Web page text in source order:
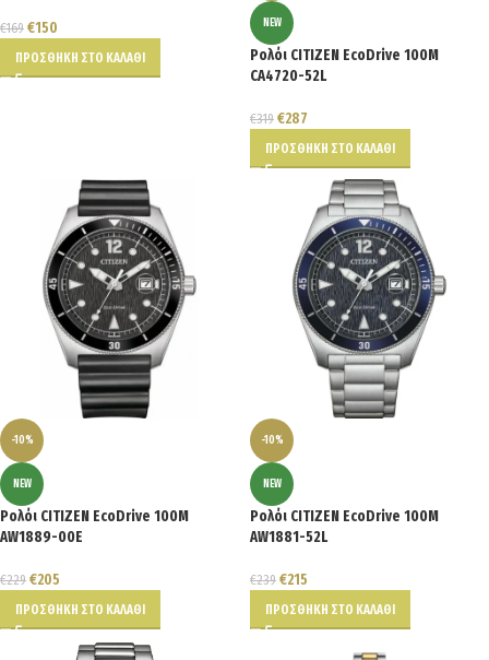
€169 €150
ΠΡΟΣΘΉΚΗ ΣΤΟ ΚΑΛΆΘΙ
NEW
Ρολόι CITIZEN EcoDrive 100M
CA4720-52L
€319 €287
ΠΡΟΣΘΉΚΗ ΣΤΟ ΚΑΛΆΘΙ
-10%
NEW
Ρολόι CITIZEN EcoDrive 100M
AW1889-00E
€229 €205
ΠΡΟΣΘΉΚΗ ΣΤΟ ΚΑΛΆΘΙ
-10%
NEW
Ρολόι CITIZEN EcoDrive 100M
AW1881-52L
€239 €215
ΠΡΟΣΘΉΚΗ ΣΤΟ ΚΑΛΆΘΙ